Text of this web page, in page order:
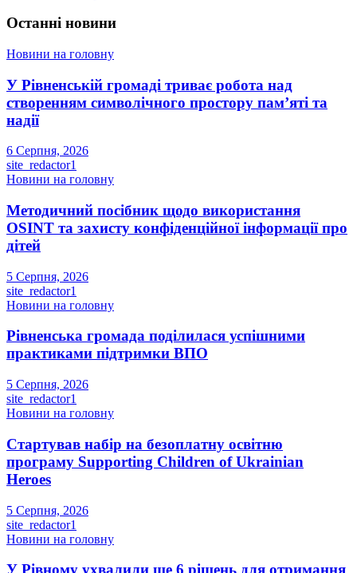
Останні новини
Новини на головну
У Рівненській громаді триває робота над
створенням символічного простору пам’яті та
надії
6 Серпня, 2026
site_redactor1
Новини на головну
Методичний посібник щодо використання
OSINT та захисту конфіденційної інформації про
дітей
5 Серпня, 2026
site_redactor1
Новини на головну
Рівненська громада поділилася успішними
практиками підтримки ВПО
5 Серпня, 2026
site_redactor1
Новини на головну
Стартував набір на безоплатну освітню
програму Supporting Children of Ukrainian
Heroes
5 Серпня, 2026
site_redactor1
Новини на головну